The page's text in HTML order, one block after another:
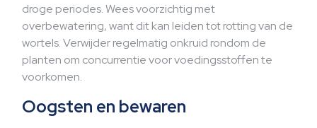
droge periodes. Wees voorzichtig met
overbewatering, want dit kan leiden tot rotting van de
wortels. Verwijder regelmatig onkruid rondom de
planten om concurrentie voor voedingsstoffen te
voorkomen.
Oogsten en bewaren